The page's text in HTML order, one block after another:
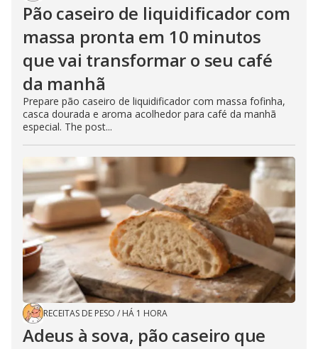
Pão caseiro de liquidificador com
massa pronta em 10 minutos
que vai transformar o seu café
da manhã
Prepare pão caseiro de liquidificador com massa fofinha,
casca dourada e aroma acolhedor para café da manhã
especial. The post...
RECEITAS DE PESO / HÁ 1 HORA
Adeus à sova, pão caseiro que